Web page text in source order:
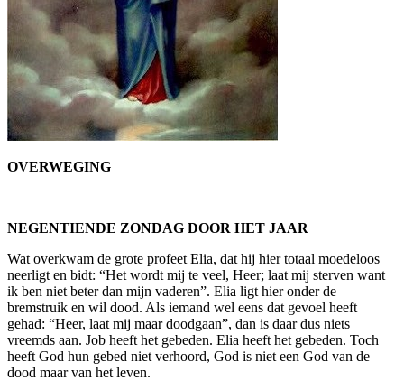
OVERWEGING
NEGENTIENDE ZONDAG DOOR HET JAAR
Wat overkwam de grote profeet Elia, dat hij hier totaal moedeloos
neerligt en bidt: “Het wordt mij te veel, Heer; laat mij sterven want
ik ben niet beter dan mijn vaderen”. Elia ligt hier onder de
bremstruik en wil dood. Als iemand wel eens dat gevoel heeft
gehad: “Heer, laat mij maar doodgaan”, dan is daar dus niets
vreemds aan. Job heeft het gebeden. Elia heeft het gebeden. Toch
heeft God hun gebed niet verhoord, God is niet een God van de
dood maar van het leven.